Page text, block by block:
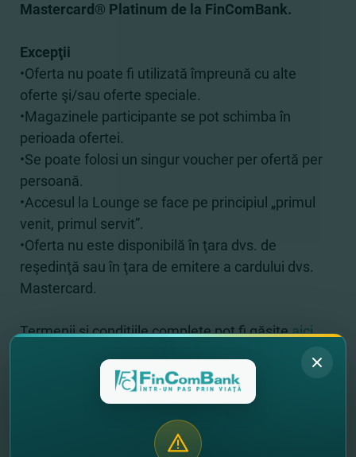
Mastercard® Platinum de la FinComBank.
Excepţii
•Oferta nu poate fi utilizată împreună cu alte
oferte şi/sau oferte speciale.
•Magazinele participante se pot schimba în
perioada ofertei.
•Se poate folosi un singur voucher per ofertă per
persoană.
•Accesul la Lounge se face pe principiul „primul
venit, primul servit”.
•Oferta nu este disponibilă în ţara dvs. de
reşedinţă sau în ţara de emitere a cardului dvs.
Mastercard.
Termenii şi condiţiile complete pot fi găsiteaici.
Dacă încă nu ai un card premium de la
FinComBank, îl poţi deschide online
în doar
alege cardul Mastercard Platinum